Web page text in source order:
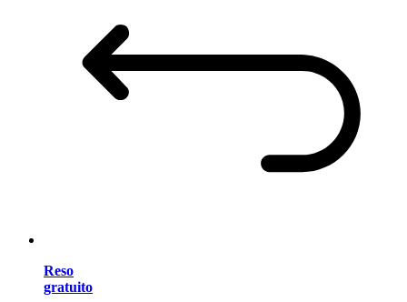
Reso
gratuito